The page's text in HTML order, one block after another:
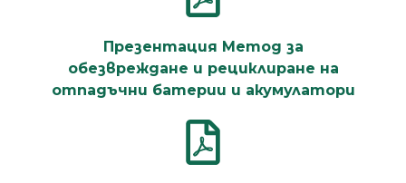
Презентация Метод за
обезвреждане и рециклиране на
отпадъчни батерии и акумулатори